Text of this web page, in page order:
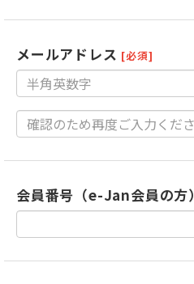
メールアドレス [必須]
会員番号（e-Jan会員の方）